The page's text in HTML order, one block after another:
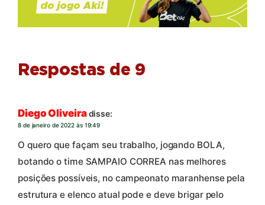
Respostas de 9
Diego Oliveiradisse:
8 de janeiro de 2022 às 19:49
O quero que façam seu trabalho, jogando BOLA,
botando o time SAMPAIO CORREA nas melhores
posições possíveis, no campeonato maranhense pela
estrutura e elenco atual pode e deve brigar pelo